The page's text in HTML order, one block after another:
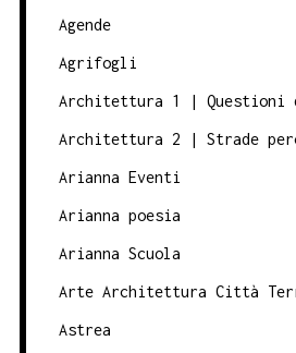
Agende
Agrifogli
Architettura 1 | Questioni
Architettura 2 | Strade
Arianna Eventi
Arianna poesia
Arianna Scuola
Arte Architettura Città
Astrea